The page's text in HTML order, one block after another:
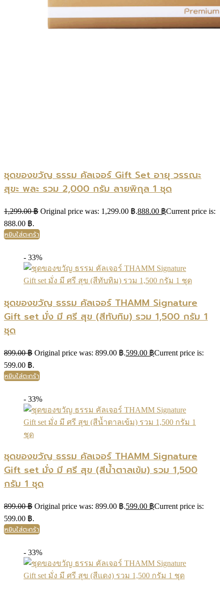
ชุดของขวัญ ธรรม คัลเจอร์ Gift Set อายุ วรรณะ
สุขะ พละ รวม 2,000 กรัม ลายพิกุล 1 ชุด
1,299.00฿ Original price was: 1,299.00 ฿.888.00 ฿Current price is:
888.00 ฿.
หยิบใส่ตะกร้า
- 33%
ชุดของขวัญ ธรรม คัลเจอร์ THAMM Signature
Gift set มั่ง มี ศรี สุข (สีทับทิม) รวม 1,500 กรัม 1
ชุด
899.00฿ Original price was: 899.00 ฿.599.00 ฿Current price is:
599.00 ฿.
หยิบใส่ตะกร้า
- 33%
ชุดของขวัญ ธรรม คัลเจอร์ THAMM Signature
Gift set มั่ง มี ศรี สุข (สีน้ำตาลเข้ม) รวม 1,500
กรัม 1 ชุด
899.00฿ Original price was: 899.00 ฿.599.00 ฿Current price is:
599.00 ฿.
หยิบใส่ตะกร้า
- 33%